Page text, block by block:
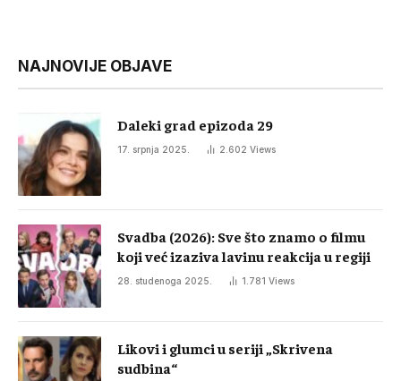
NAJNOVIJE OBJAVE
Daleki grad epizoda 29
17. srpnja 2025. 2.602 Views
Svadba (2026): Sve što znamo o filmu
koji već izaziva lavinu reakcija u regiji
28. studenoga 2025. 1.781 Views
Likovi i glumci u seriji „Skrivena
sudbina“